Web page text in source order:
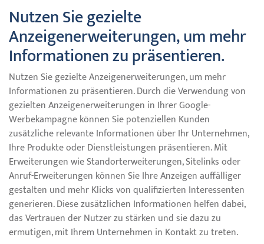
Nutzen Sie gezielte
Anzeigenerweiterungen, um mehr
Informationen zu präsentieren.
Nutzen Sie gezielte Anzeigenerweiterungen, um mehr
Informationen zu präsentieren. Durch die Verwendung von
gezielten Anzeigenerweiterungen in Ihrer Google-
Werbekampagne können Sie potenziellen Kunden
zusätzliche relevante Informationen über Ihr Unternehmen,
Ihre Produkte oder Dienstleistungen präsentieren. Mit
Erweiterungen wie Standorterweiterungen, Sitelinks oder
Anruf-Erweiterungen können Sie Ihre Anzeigen auffälliger
gestalten und mehr Klicks von qualifizierten Interessenten
generieren. Diese zusätzlichen Informationen helfen dabei,
das Vertrauen der Nutzer zu stärken und sie dazu zu
ermutigen, mit Ihrem Unternehmen in Kontakt zu treten.